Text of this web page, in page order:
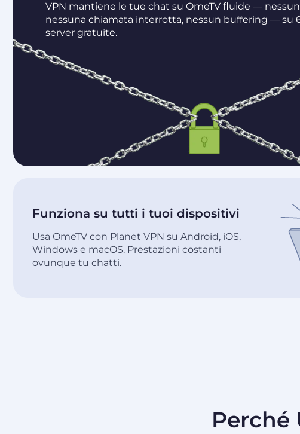
VPN mantiene le tue chat su OmeTV fluide —
nessuna chiamata interrotta, nessun buffering — su
server gratuite.
Funziona su tutti i tuoi dispositivi
Usa OmeTV con Planet VPN su Android, iOS,
Windows e macOS. Prestazioni costanti
ovunque tu chatti.
Perché